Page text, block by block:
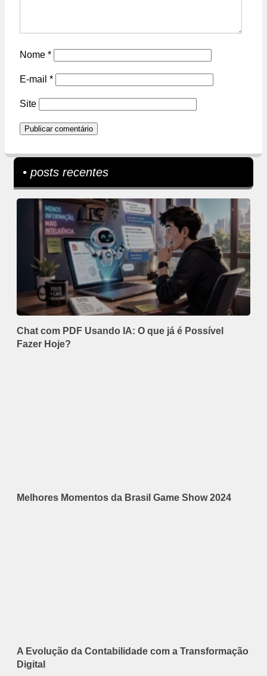
Nome *
E-mail *
Site
• posts recentes
Chat com PDF Usando IA: O que já é Possível
Fazer Hoje?
Melhores Momentos da Brasil Game Show 2024
A Evolução da Contabilidade com a Transformação
Digital